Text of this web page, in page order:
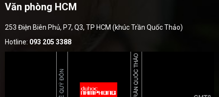
Văn phòng HCM
253 Điện Biên Phủ, P7, Q3, TP HCM (khúc Trần Quốc Thảo)
Hotline: 093 205 3388